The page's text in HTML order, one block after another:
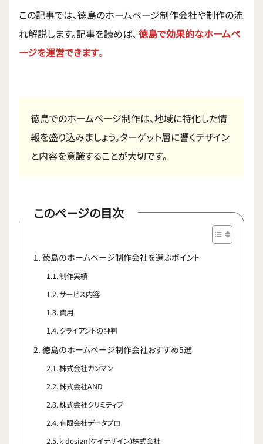
この記事では、徳島のホームページ制作会社や制作の流
れ解説します。記事を読めば、 徳島で効果的なホームペ
ージを運営できます。
徳島でのホームページ制作は、地域に特化した情
報を盛り込みましょう。ターゲット層に響くデザイン
と内容を意識することが大切です。
このページの目次
徳島のホームページ制作会社を選ぶポイント
制作実績
サービス内容
費用
クライアントの評判
徳島のホームページ制作会社おすすめ5選
株式会社カンマン
株式会社AND
株式会社クリミティブ
有限会社データプロ
k-design(ケイデザイン)株式会社